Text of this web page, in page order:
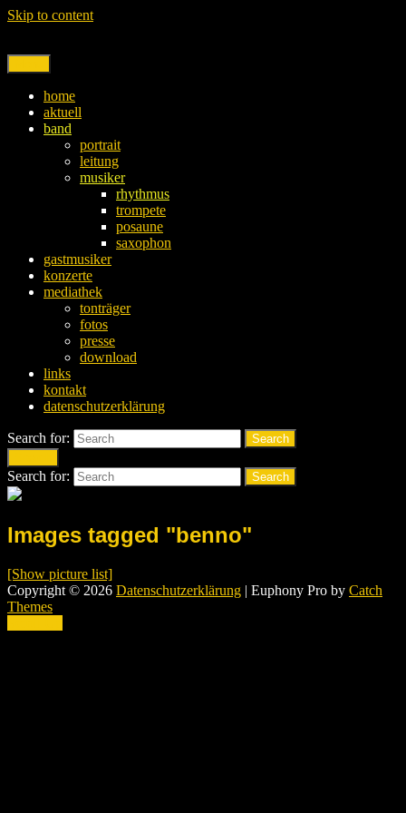
Skip to content
home
aktuell
band
portrait
leitung
musiker
rhythmus
trompete
posaune
saxophon
gastmusiker
konzerte
mediathek
tonträger
fotos
presse
download
links
kontakt
datenschutzerklärung
Search for:
Search
Search for: Search
Images tagged "benno"
[Show picture list]
Copyright © 2026 Datenschutzerklärung | Euphony Pro by Catch
Themes